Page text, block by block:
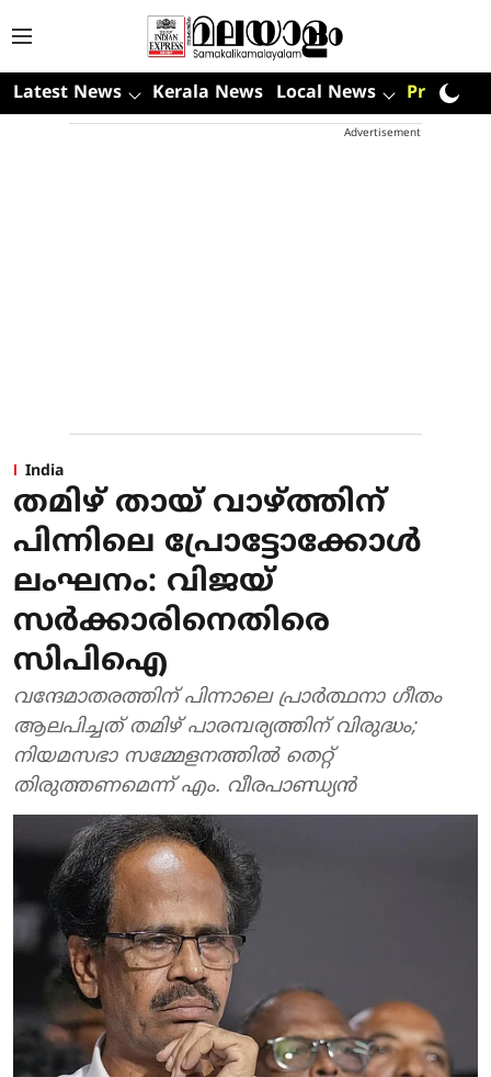
Latest News Kerala News Local News Premium
Advertisement
India
തമിഴ് തായ് വാഴ്ത്തിന്
പിന്നിലെ പ്രോട്ടോക്കോൾ
ലംഘനം: വിജയ്
സർക്കാരിനെതിരെ
സിപിഐ
വന്ദേമാതരത്തിന് പിന്നാലെ പ്രാർത്ഥനാ ഗീതം
ആലപിച്ചത് തമിഴ് പാരമ്പര്യത്തിന് വിരുദ്ധം;
നിയമസഭാ സമ്മേളനത്തിൽ തെറ്റ്
തിരുത്തണമെന്ന് എം. വീരപാണ്ഡ്യൻ